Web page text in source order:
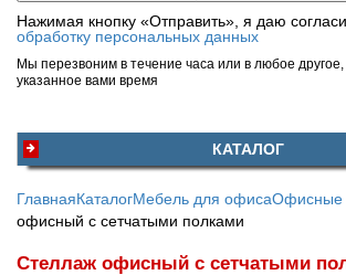
Нажимая кнопку «Отправить», я даю
обработку персональных данных
Мы перезвоним в течение часа или в любое другое,
указанное вами время
КАТАЛОГ
ГлавнаяКаталогМебель для офисаОфисные
офисный с сетчатыми полками
Стеллаж офисный с сетчатыми